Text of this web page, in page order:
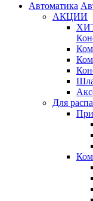
Автоматика
АКЦИИ
Для